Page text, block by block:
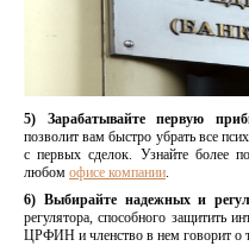
5) Зарабатывайте первую
позволит вам быстро убрать все
с первых сделок. Узнайте более
любом офисе компании.
6) Выбирайте надежных и
регулятора, способного защитить
ЦРФИН и членство в нем говорит о